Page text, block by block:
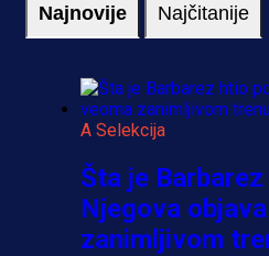
Najnovije Najčitanije
A Selekcija
Šta je
Njegova
zanimljivom